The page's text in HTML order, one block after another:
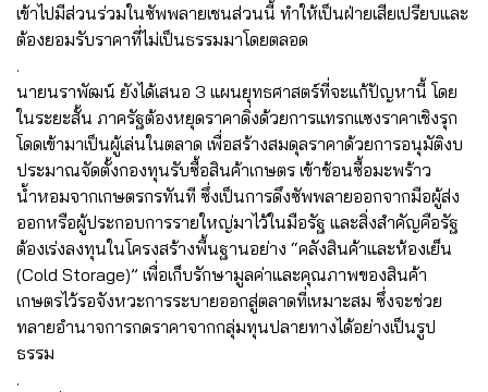
เข้าไปมีส่วนร่วมในซัพพลายเชนส่วนนี้ ทำให้เป็นฝ่ายเสียเปรียบและ
ต้องยอมรับราคาที่ไม่เป็นธรรมมาโดยตลอด
.
นายนราพัฒน์ ยังได้เสนอ 3 แผนยุทธศาสตร์ที่จะแก้ปัญหานี้ โดย
ในระยะสั้น ภาครัฐต้องหยุดราคาดิ่งด้วยการแทรกแซงราคาเชิงรุก
โดดเข้ามาเป็นผู้เล่นในตลาด เพื่อสร้างสมดุลราคาด้วยการอนุมัติงบ
ประมาณจัดตั้งกองทุนรับซื้อสินค้าเกษตร เข้าช้อนซื้อมะพร้าว
น้ำหอมจากเกษตรกรทันที ซึ่งเป็นการดึงซัพพลายออกจากมือผู้ส่ง
ออกหรือผู้ประกอบการรายใหญ่มาไว้ในมือรัฐ และสิ่งสำคัญคือรัฐ
ต้องเร่งลงทุนในโครงสร้างพื้นฐานอย่าง “คลังสินค้าและห้องเย็น
(Cold Storage)” เพื่อเก็บรักษามูลค่าและคุณภาพของสินค้า
เกษตรไว้รอจังหวะการระบายออกสู่ตลาดที่เหมาะสม ซึ่งจะช่วย
ทลายอำนาจการกดราคาจากกลุ่มทุนปลายทางได้อย่างเป็นรูป
ธรรม
.